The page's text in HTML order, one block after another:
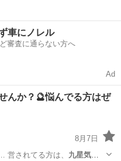
車にノレル
審査に通らない方へ
Ad
んか？🔮悩んでる方はぜ
8月7日
営されてる方は、 九星気学